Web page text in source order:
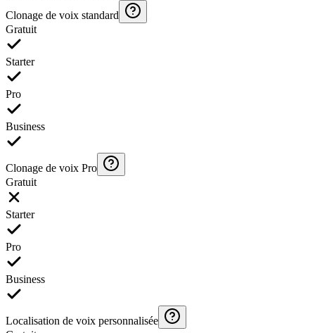
Clonage de voix standard
Gratuit
Starter
Pro
Business
Clonage de voix Pro
Gratuit
Starter
Pro
Business
Localisation de voix personnalisée